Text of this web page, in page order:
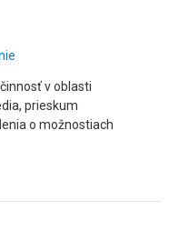
v oblasti
prieskum
o možnostiach